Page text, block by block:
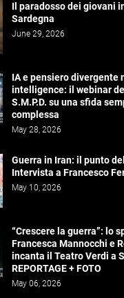
Il paradosso dei giovani
Sardegna
June 29, 2026
IA e pensiero divergente
intelligence: il webinar
S.M.P.D. su una sfida
complessa
May 28, 2026
Guerra in Iran: il punto
Intervista a Francesco
May 10, 2026
“Crescere la guerra”: lo
Francesca Mannocchi e
incanta il Teatro Verdi a
REPORTAGE + FOTO
May 06, 2026